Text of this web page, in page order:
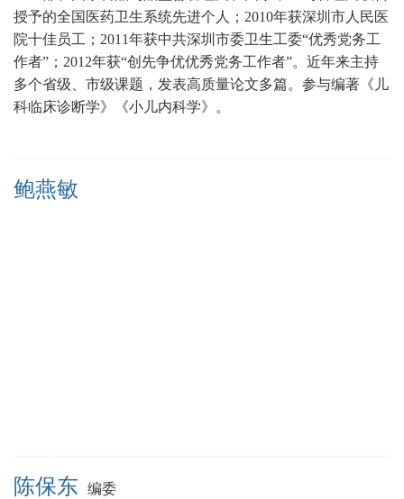
授予的全国医药卫生系统先进个人； 2010年获深圳市人民医
院十佳员工；2011年获中共深圳市委卫生工委“优秀党务工
作者”；2012年获“创先争优优秀党务工作者”。近年来主持
多个省级、市级课题，发表高质量论文多篇。 参与编著《儿
科临床诊断学》《小儿内科学》。
鲍燕敏
陈保东 编委